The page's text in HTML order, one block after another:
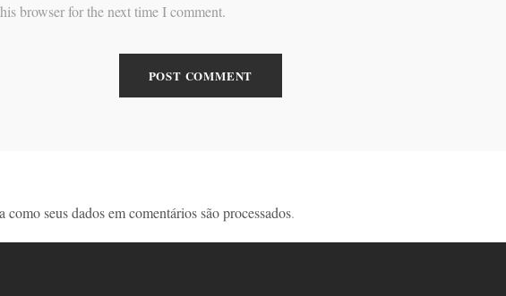
browser for the next time I comment.
como seus dados em comentários são processados.